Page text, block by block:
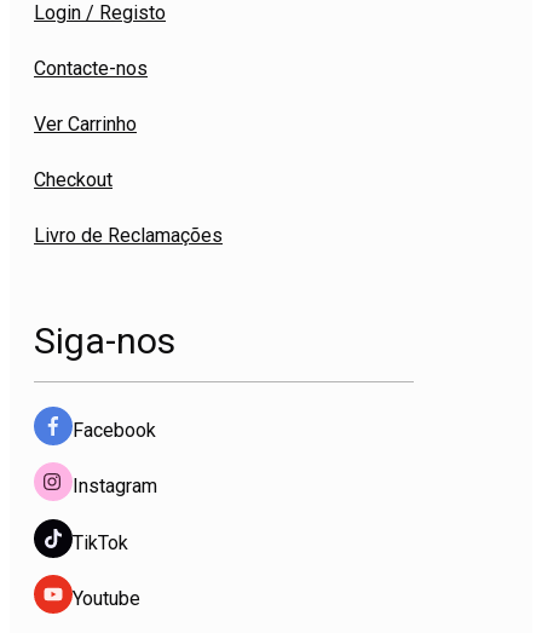
Login / Registo
Contacte-nos
Ver Carrinho
Checkout
Livro de Reclamações
Siga-nos
Facebook
Instagram
TikTok
Youtube